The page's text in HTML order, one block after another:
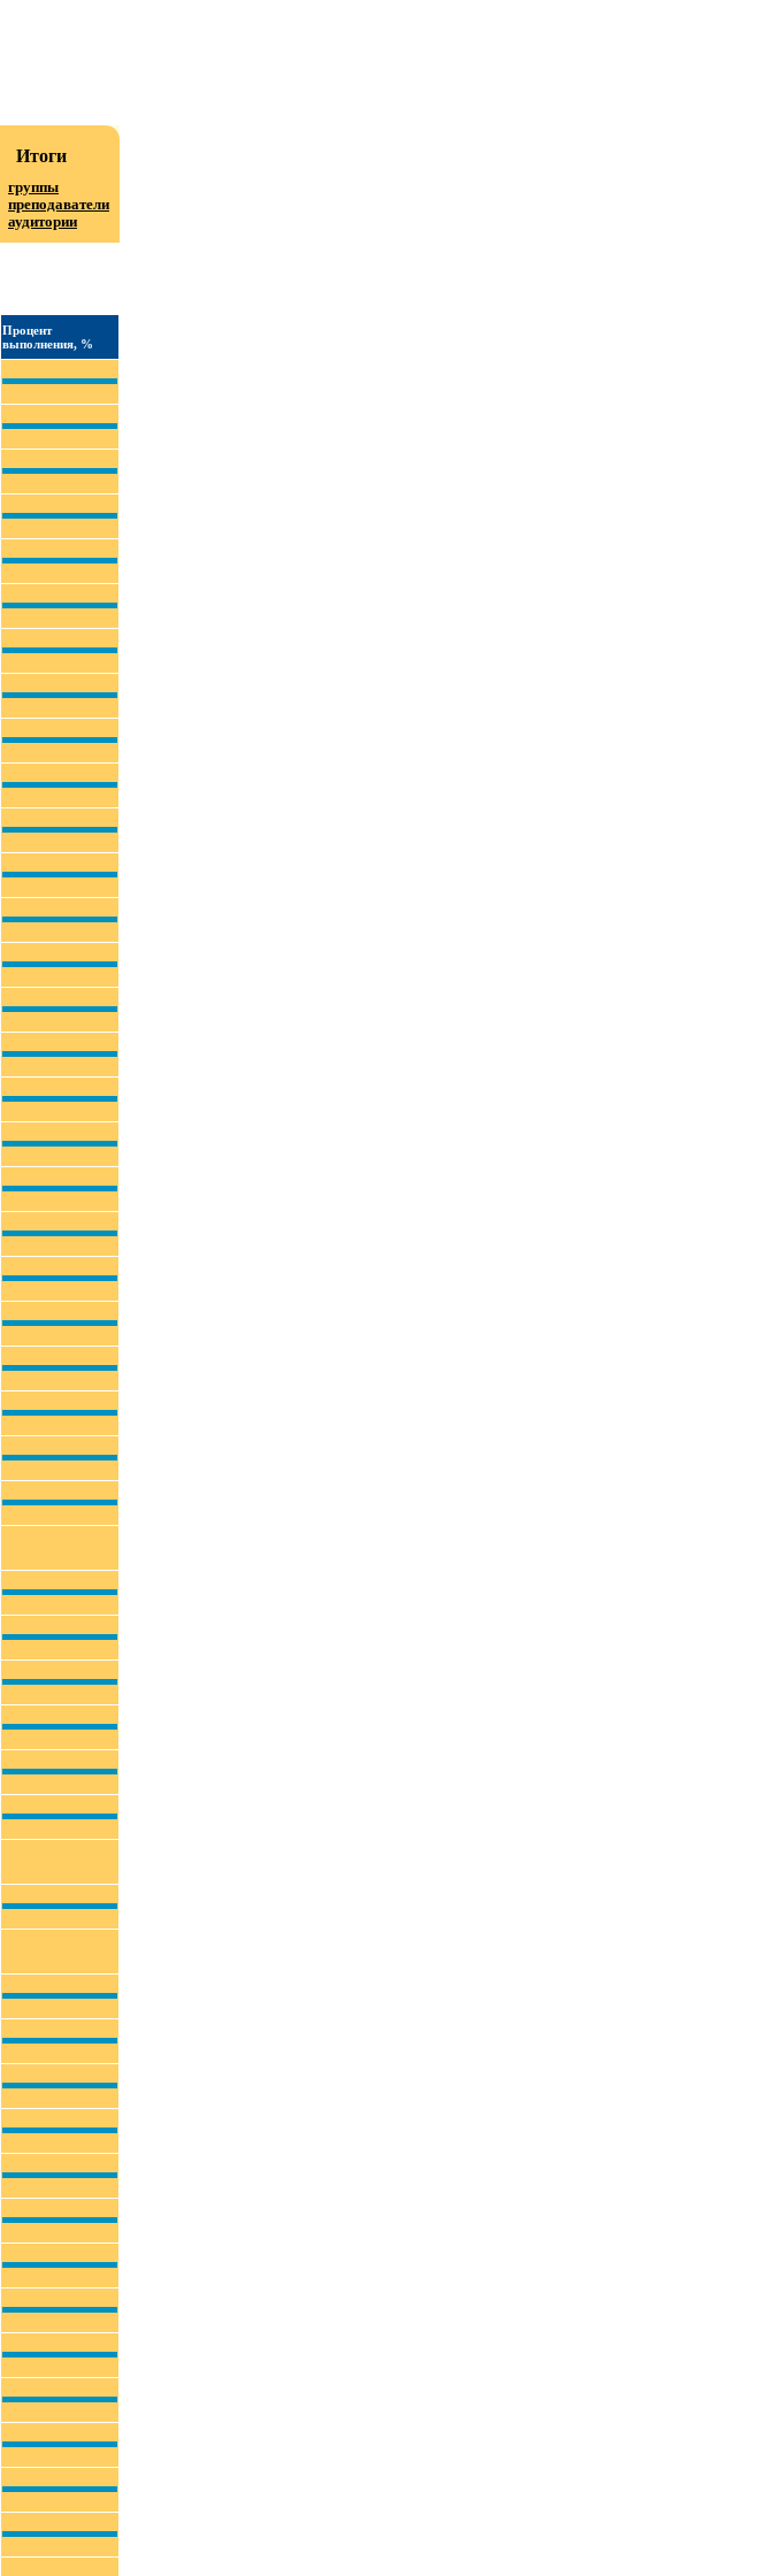
Итоги
группы
преподаватели
аудитории
Процент
выполнения, %